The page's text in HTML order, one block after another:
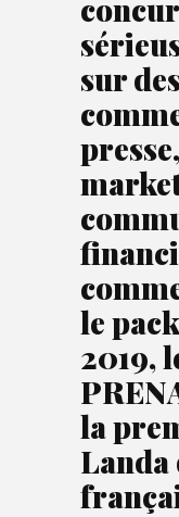
sur
le
2019,
la
Landa